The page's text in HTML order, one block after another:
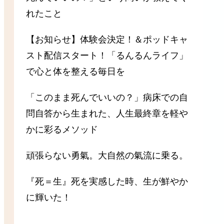
れたこと
【お知らせ】体験会決定！＆ポッドキャ
スト配信スタート！「るんるんライフ」
で心と体を整える毎日を
「このまま死んでいいの？」病床での自
問自答から生まれた、人生最終章を軽や
かに彩るメソッド
頑張らない勇氣。大自然の氣流に乗る。
『死＝生』死を実感した時、生が鮮やか
に輝いた！